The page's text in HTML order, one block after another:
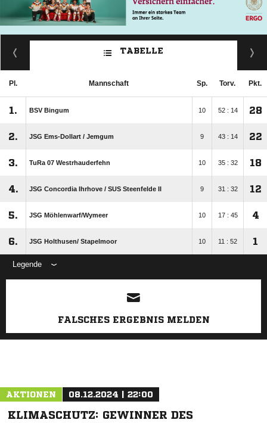
TABELLE
Pl. Mannschaft Sp. Torv. Pkt.
1. BSV Bingum 10 52 : 14 28
2. JSG Ems-Dollart /​ Jemgum 9 43 : 14 22
3. TuRa 07 Westrhauderfehn 10 35 : 32 18
4. JSG Concordia Ihrhove /​ SUS Steenfelde II 9 31 : 32 12
5. JSG Möhlenwarf/​Wymeer 10 17 : 45 4
6. JSG Holthusen/​ Stapelmoor 10 11 : 52 1
Legende
ANZEIGE
FALSCHES ERGEBNIS MELDEN
AKTIONEN 08.12.2024 | 22:00
KLIMASCHUTZ: GEWINNER DES